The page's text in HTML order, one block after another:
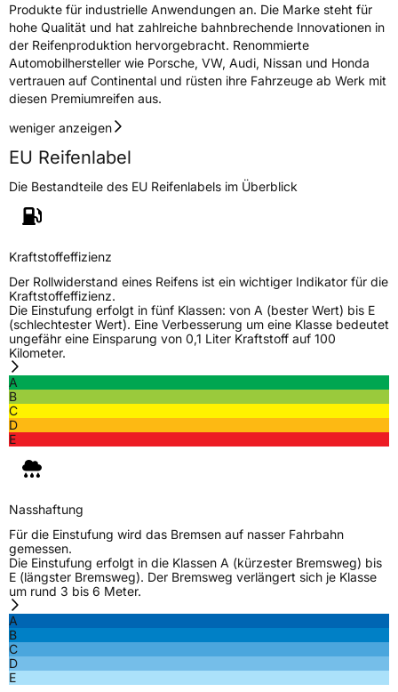
Produkte für industrielle Anwendungen an. Die Marke steht für
hohe Qualität und hat zahlreiche bahnbrechende Innovationen in
der Reifenproduktion hervorgebracht. Renommierte
Automobilhersteller wie Porsche, VW, Audi, Nissan und Honda
vertrauen auf Continental und rüsten ihre Fahrzeuge ab Werk mit
diesen Premiumreifen aus.
weniger anzeigen
EU Reifenlabel
Die Bestandteile des EU Reifenlabels im Überblick
Kraftstoffeffizienz
Der Rollwiderstand eines Reifens ist ein wichtiger Indikator für die
Kraftstoffeffizienz.
Die Einstufung erfolgt in fünf Klassen: von A (bester Wert) bis E
(schlechtester Wert). Eine Verbesserung um eine Klasse bedeutet
ungefähr eine Einsparung von 0,1 Liter Kraftstoff auf 100
Kilometer.
A
B
C
D
E
Nasshaftung
Für die Einstufung wird das Bremsen auf nasser Fahrbahn
gemessen.
Die Einstufung erfolgt in die Klassen A (kürzester Bremsweg) bis
E (längster Bremsweg). Der Bremsweg verlängert sich je Klasse
um rund 3 bis 6 Meter.
A
B
C
D
E